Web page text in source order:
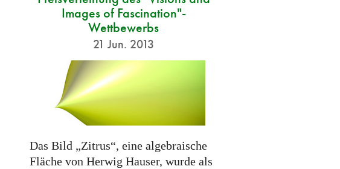
Images of Fascination"-
Wettbewerbs
21 Jun. 2013
Das Bild „Zitrus“, eine algebraische
Fläche von Herwig Hauser, wurde als